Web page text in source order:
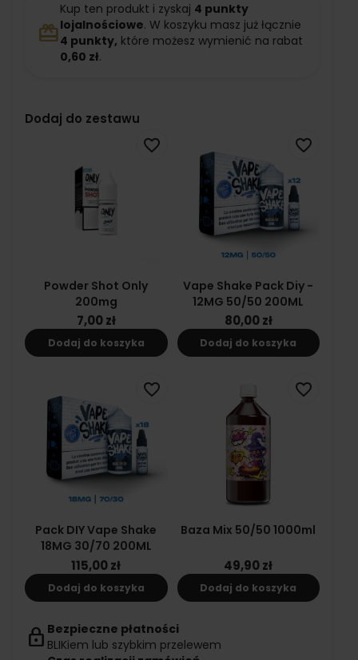
redeem
Kup ten produkt i zyskaj 4 punkty
lojalnościowe. W koszyku masz już łącznie
4 punkty, które możesz wymienić na rabat
0,60 zł.
Dodaj do zestawu
Powder Shot Only
200mg
7,00 zł
Dodaj do koszyka
favorite_border
Vape Shake Pack Diy -
12MG 50/50 200ML
80,00 zł
Dodaj do koszyka
favorite_border
Pack DIY Vape Shake
18MG 30/70 200ML
115,00 zł
Dodaj do koszyka
favorite_border
Baza Mix 50/50 1000ml
49,90 zł
Dodaj do koszyka
favorite_border
lock Bezpieczne płatności
BLIKiem lub szybkim przelewem